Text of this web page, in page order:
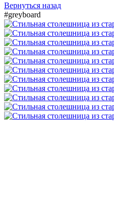
Вернуться назад
#greyboard